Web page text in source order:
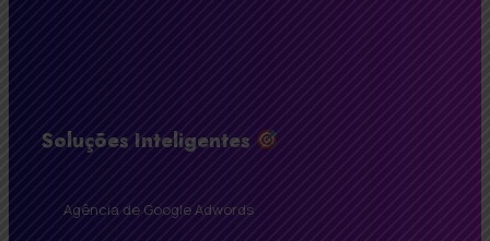
Soluções Inteligentes
Agência de Google Adwords